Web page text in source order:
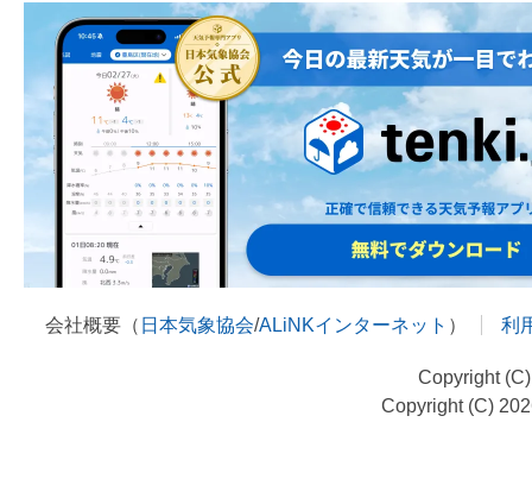
会社概要（ 日本気象協会/ALiNKインターネット ） 利
Copyright
Copyright (C)